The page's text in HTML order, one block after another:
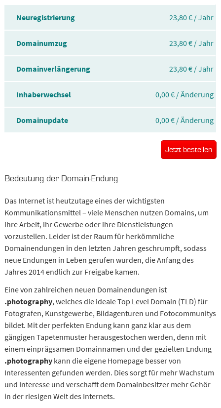
Neuregistrierung 23,80 € / Jahr
Domainumzug 23,80 € / Jahr
Domainverlängerung 23,80 € / Jahr
Inhaberwechsel 0,00 € / Änderung
Domainupdate 0,00 € / Änderung
Jetzt bestellen
Bedeutung der Domain-Endung
Das Internet ist heutzutage eines der wichtigsten
Kommunikationsmittel – viele Menschen nutzen Domains, um
ihre Arbeit, ihr Gewerbe oder ihre Dienstleistungen
vorzustellen. Leider ist der Raum für herkömmliche
Domainendungen in den letzten Jahren geschrumpft, sodass
neue Endungen in Leben gerufen wurden, die Anfang des
Jahres 2014 endlich zur Freigabe kamen.
Eine von zahlreichen neuen Domainendungen ist
.photography, welches die ideale Top Level Domain (TLD) für
Fotografen, Kunstgewerbe, Bildagenturen und Fotocommunitys
bildet. Mit der perfekten Endung kann ganz klar aus dem
gängigen Tapetenmuster herausgestochen werden, denn mit
einem einprägsamen Domainnamen und der gezielten Endung
.photography kann die eigene Homepage besser von
Interessenten gefunden werden. Dies sorgt für mehr Wachstum
und Interesse und verschafft dem Domainbesitzer mehr Gehör
in der riesigen Welt des Internets.